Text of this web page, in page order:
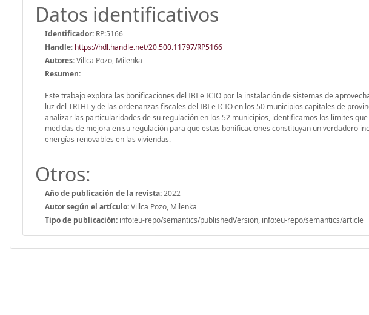
Datos identificativos
Identificador: RP:5166
Handle: https://hdl.handle.net/20.500.11797/RP5166
Autores:Villca Pozo, Milenka
Resumen:
Este trabajo explora las bonificaciones del IBI e ICIO por la instalación de sistemas de
luz del TRLHL y de las ordenanzas fiscales del IBI e ICIO en los 50 municipios capitales de
analizar las particularidades de su regulación en los 52 municipios, identificamos los límites
medidas de mejora en su regulación para que estas bonificaciones constituyan un verdadero
energías renovables en las viviendas.
Otros:
Año de publicación de la revista:2022
Autor según el artículo:Villca Pozo, Milenka
Tipo de publicación: info:eu-repo/semantics/publishedVersion, info:eu-repo/semantics/article